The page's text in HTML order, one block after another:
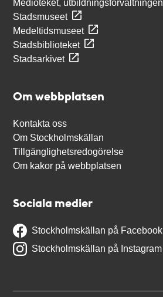
Medioteket, utbildningsförvaltningen
Stadsmuseet
Medeltidsmuseet
Stadsbiblioteket
Stadsarkivet
Om webbplatsen
Kontakta oss
Om Stockholmskällan
Tillgänglighetsredogörelse
Om kakor på webbplatsen
Sociala medier
Stockholmskällan på Facebook
Stockholmskällan på Instagram